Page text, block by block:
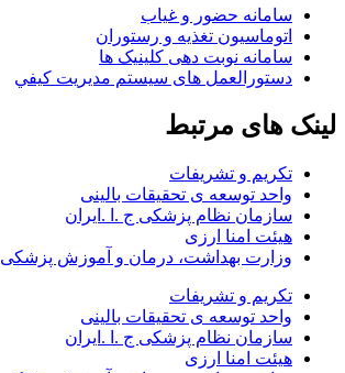
سامانه حضور و غیاب
اتوماسیون تغذیه و رستوران
سامانه نوبت دهی کلینیک ها
دستورالعمل های سيستم مديريت کيفي
لینک های مرتبط
تکریم و تشریفات
واحد توسعه ی تحقیقات بالینی
سازمان نظام پزشکی ج .ا .ایران
هیئت امنا ارزی
وزارت بهداشت، درمان و آموزش پزشکی
تکریم و تشریفات
واحد توسعه ی تحقیقات بالینی
سازمان نظام پزشکی ج .ا .ایران
هیئت امنا ارزی